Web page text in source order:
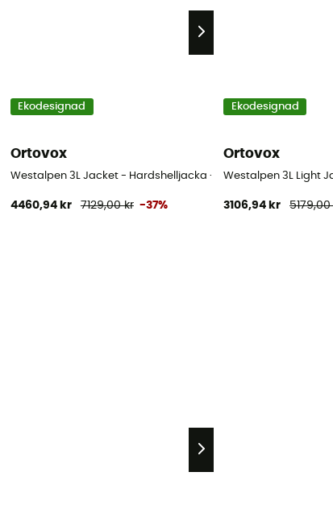
Ekodesignad
Ortovox
Westalpen 3L Jacket - Hardshelljacka - Herr
4460,94 kr 7129,00 kr -37%
Ekodesignad
Ortovox
Westalpen 3L Light
3106,94 kr 5179,00